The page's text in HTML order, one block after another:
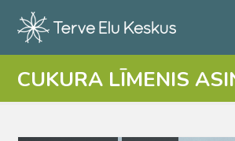
CUKURA LĪMENIS